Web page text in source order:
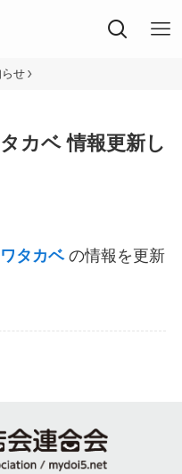
土居地区の商店街
せ
カベ 情報更新し
タカベの情報を更新